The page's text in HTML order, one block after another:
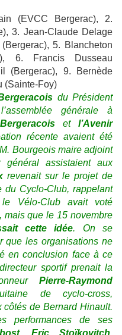
(EVCC Bergerac), 2.
3. Jean-Claude Delage
5. Blancheton
6. Francis Dusseau
(Bergerac), 9. Bernède
(Sainte-Foy)
du Président
générale à
etl’Avenir
récente avaient été
Bourgeois maire adjoint
assistaient aux
revenait sur le projet de
du Cyclo-Club, rappelant
Vélo-Club avait voté
mais que le 15 novembre
cette idée. On se
que les organisations ne
en conclusion face à ce
sportif prenait la
Pierre-Raymond
de cyclo-cross,
de Bernard Hinault.
performances de ses